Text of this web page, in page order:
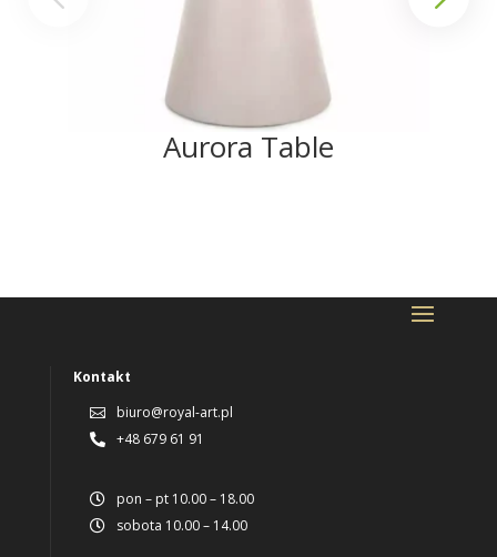
Aurora Table
Kontakt
 biuro@royal-art.pl
 +48 679 61 91
 pon – pt 10.00 – 18.00
 sobota 10.00 – 14.00